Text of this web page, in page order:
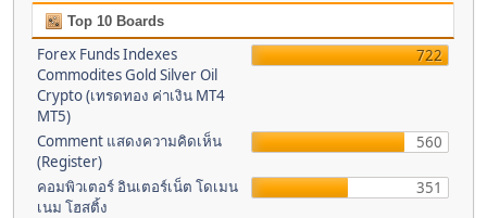
Top 10 Boards
Forex Funds Indexes
Commodites Gold Silver Oil
Crypto (เทรดทอง ค่าเงิน MT4
MT5)
722
Comment แสดงความคิดเห็น
(Register)
560
คอมพิวเตอร์ อินเตอร์เน็ต โดเมน
เนม โฮสติ้ง
351